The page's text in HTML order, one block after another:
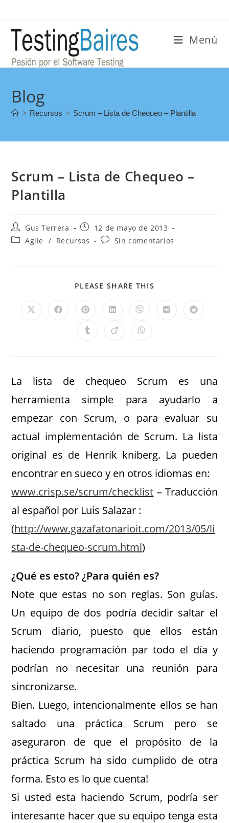
Menú
Blog
> Recursos > Scrum – Lista de Chequeo – Plantilla
Scrum – Lista de Chequeo –
Plantilla
Gus Terrera
12 de mayo de 2013
Agile
/ Recursos Sin comentarios
PLEASE SHARE THIS
La lista de chequeo Scrum es una
herramienta simple para ayudarlo a
empezar con Scrum, o para evaluar su
actual implementación de Scrum. La lista
original es de Henrik kniberg. La pueden
encontrar en sueco y en otros idiomas en:
www.crisp.se/scrum/checklist – Traducción
al español por Luis Salazar :
(http://www.gazafatonarioit.com/2013/05/li
sta-de-chequeo-scrum.html)
¿Qué es esto? ¿Para quién es?
Note que estas no son reglas. Son guías.
Un equipo de dos podría decidir saltar el
Scrum diario, puesto que ellos están
haciendo programación par todo el día y
podrían no necesitar una reunión para
sincronizarse.
Bien. Luego, intencionalmente ellos se han
saltado una práctica Scrum pero se
aseguraron de que el propósito de la
práctica Scrum ha sido cumplido de otra
forma. Esto es lo que cuenta!
Si usted esta haciendo Scrum, podría ser
interesante hacer que su equipo tenga esta